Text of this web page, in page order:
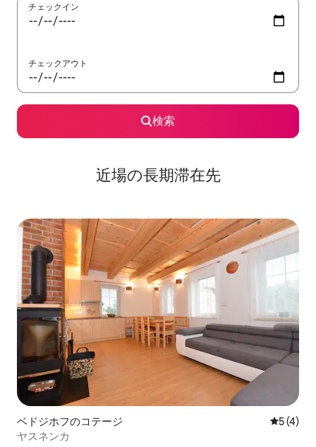
チェックイン
チェックアウト
検索
近場の長期滞在先
ベドジホフのコテージ レビュー
5 (4)
ヤスネンカ